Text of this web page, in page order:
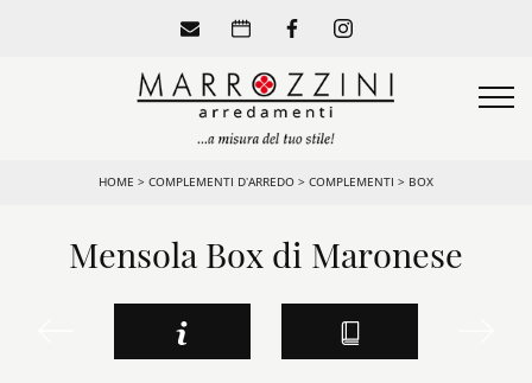
HOME > COMPLEMENTI D’ARREDO > COMPLEMENTI > BOX
Mensola Box di Maronese